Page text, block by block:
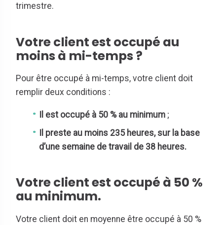
trimestre.
Votre client est occupé au
moins à mi-temps ?
Pour être occupé à mi-temps, votre client doit
remplir deux conditions :
Il est occupé à 50 % au minimum ;
Il preste au moins 235 heures, sur la base
d’une semaine de travail de 38 heures.
Votre client est occupé à 50 %
au minimum.
Votre client doit en moyenne être occupé à 50 %